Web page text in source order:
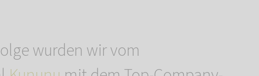
wurden wir vom